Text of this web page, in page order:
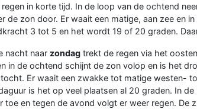
regen in korte tijd. In de loop van de ochtend
de zon door. Er waait een matige, aan zee en
3 tot 5 en het wordt 19 of 20 graden.
nacht naar zondag trekt de regen via het
in de ochtend schijnt de zon volop en is het
Er waait een zwakke tot matige westen-
is het op veel plaatsen al 20 graden. In
toe en tegen de avond volgt er weer regen. De